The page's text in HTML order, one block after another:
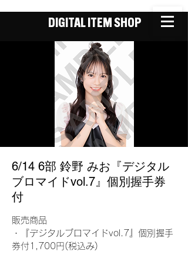
DIGITAL ITEM SHOP
6/14 6部 鈴野 みお『デジタル
ブロマイドvol.7』個別握手券
付
販売商品
・『デジタルブロマイドvol.7』個別握手
券付1,700円(税込み)